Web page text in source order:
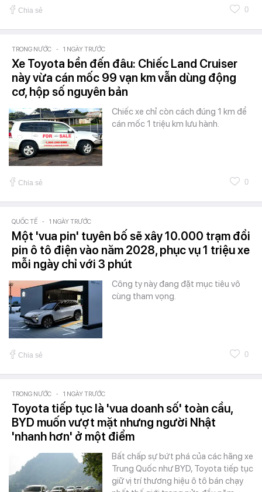
Chia sẻ 0
TRONG NƯỚC - 1 NGÀY TRƯỚC
Xe Toyota bền đến đâu: Chiếc Land Cruiser
này vừa cán mốc 99 vạn km vẫn dùng động
cơ, hộp số nguyên bản
Chiếc xe chỉ còn cách đúng 1 km để
cán mốc 1 triệu km lưu hành.
Chia sẻ 0
QUỐC TẾ - 1 NGÀY TRƯỚC
Một 'vua pin' tuyên bố sẽ xây 10.000 trạm đổi
pin ô tô điện vào năm 2028, phục vụ 1 triệu xe
mỗi ngày chỉ với 3 phút
Công ty này đang đặt mục tiêu vô
cùng tham vọng.
Chia sẻ 0
TRONG NƯỚC - 1 NGÀY TRƯỚC
Toyota tiếp tục là 'vua doanh số' toàn cầu,
BYD muốn vượt mặt nhưng người Nhật
'nhanh hơn' ở một điểm
Bất chấp sự bứt phá của các hãng xe
Trung Quốc như BYD, Toyota tiếp tục
giữ vị trí thương hiệu ô tô bán chạy